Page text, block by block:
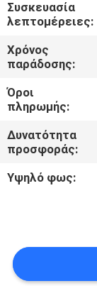
ΣΕ
ΕΠΑΦΉ
ΜΕ
ΖΗΤΉΣΤΕ
ΈΝΑ
PRIVACY
POLICY
Συσκευασία
λεπτομέρειες:
Χρόνος
παράδοσης:
Όροι
πληρωμής:
Δυνατότητα
προσφοράς:
Υψηλό φως: